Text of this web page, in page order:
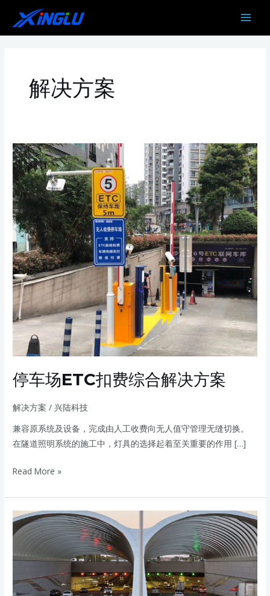
内
解决方案
停车场ETC扣费综合解决方案
解决方案 / 兴陆科技
兼容原系统及设备，完成由人工收费向无人值守管理无缝切换。
在隧道照明系统的施工中，灯具的选择起着至关重要的作用 […]
停
车
场
ETC
扣
费
综
合
解
决
方
案
Read More »
智
慧
道
解
决